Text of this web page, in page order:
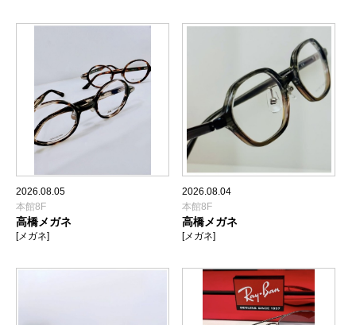
2026.08.05
本館8F
高橋メガネ
[メガネ]
2026.08.04
本館8F
高橋メガネ
[メガネ]